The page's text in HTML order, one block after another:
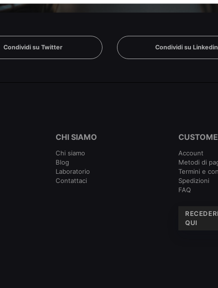
Condividi su Twitter Condividi su Linkedin
CHI SIAMO
Chi siamo
Blog
Laboratorio
Contattaci
Account
Metodi di
Termini e
Spedizioni
FAQ
QUI